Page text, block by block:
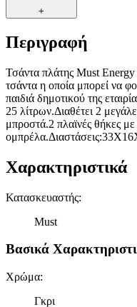
+
Περιγραφή
Τσάντα πλάτης Must
τσάντα η οποία μπορεί να
παιδιά δημοτικού της
25 λίτρων.Διαθέτει 2
μπροστά.2 πλαϊνές θήκες με
Χαρακτηριστικά
Κατασκευαστής:
Must
Βασικά
Χρώμα:
Γκρι